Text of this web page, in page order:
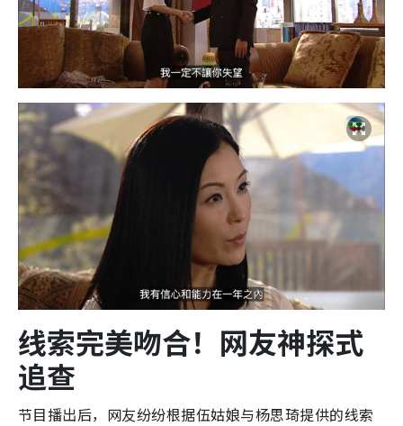
线索完美吻合！网友神探式
追查
节目播出后，网友纷纷根据伍姑娘与杨思琦提供的线索